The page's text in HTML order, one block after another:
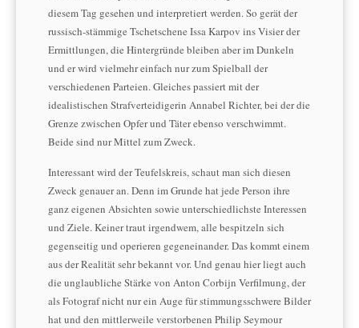
diesem Tag gesehen und interpretiert werden. So gerät der
russisch-stämmige Tschetschene Issa Karpov ins Visier der
Ermittlungen, die Hintergründe bleiben aber im Dunkeln
und er wird vielmehr einfach nur zum Spielball der
verschiedenen Parteien. Gleiches passiert mit der
idealistischen Strafverteidigerin Annabel Richter, bei der die
Grenze zwischen Opfer und Täter ebenso verschwimmt.
Beide sind nur Mittel zum Zweck.
Interessant wird der Teufelskreis, schaut man sich diesen
Zweck genauer an. Denn im Grunde hat jede Person ihre
ganz eigenen Absichten sowie unterschiedlichste Interessen
und Ziele. Keiner traut irgendwem, alle bespitzeln sich
gegenseitig und operieren gegeneinander. Das kommt einem
aus der Realität sehr bekannt vor. Und genau hier liegt auch
die unglaubliche Stärke von Anton Corbijn Verfilmung, der
als Fotograf nicht nur ein Auge für stimmungsschwere Bilder
hat und den mittlerweile verstorbenen Philip Seymour